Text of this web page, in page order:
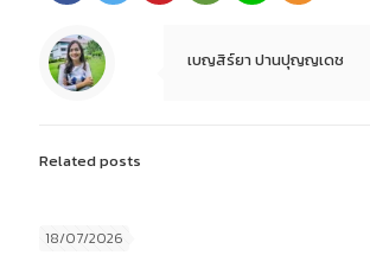
เบญสิร์ยา ปานปุญญเดช
Related posts
18/07/2026